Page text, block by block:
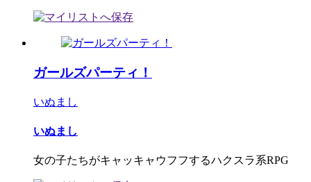
ガールズパーティ！
いぬまし
いぬまし
女の子たちがキャッキャウフフするハクスラ系RPG